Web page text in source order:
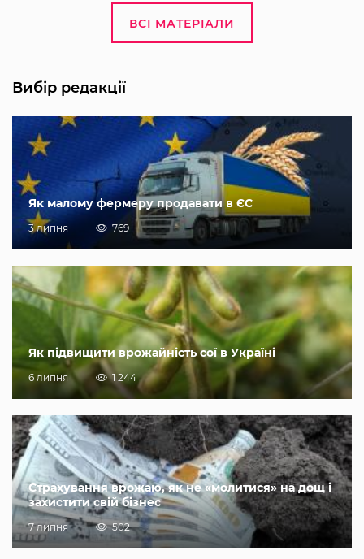
ВСІ МАТЕРІАЛИ
Вибір редакції
Як малому фермеру продавати в ЄС
3 липня 769
Як підвищити врожайність сої в Україні
6 липня 1 244
Страхування врожаю, як не «молитися» на дощ і
захистити свій бізнес
7 липня 502